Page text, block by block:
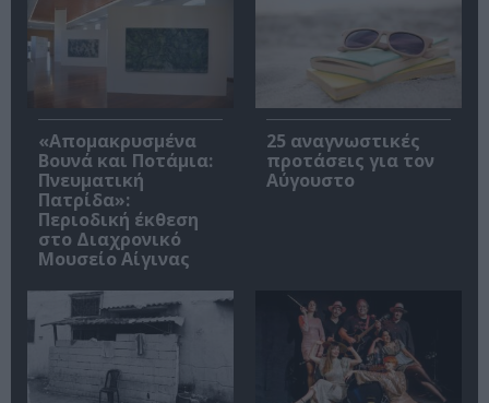
«Απομακρυσμένα
Βουνά και Ποτάμια:
Πνευματική
Πατρίδα»:
Περιοδική έκθεση
στο Διαχρονικό
Μουσείο Αίγινας
25 αναγνωστικές
προτάσεις για τον
Αύγουστο